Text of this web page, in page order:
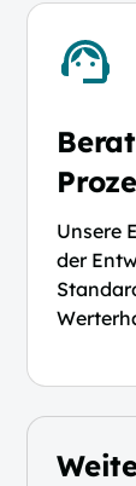
Unsere
der